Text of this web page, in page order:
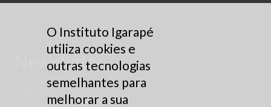
Newsletter
Cadastre-se
O Instituto Igarapé
utiliza cookies e
outras tecnologias
semelhantes para
melhorar a sua